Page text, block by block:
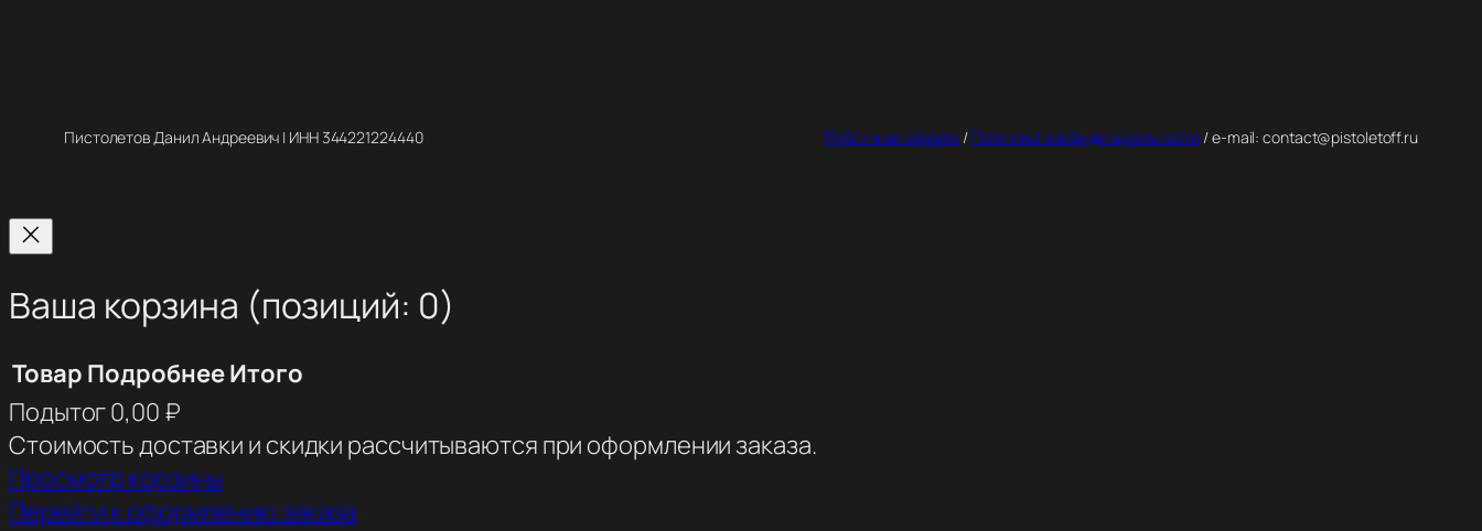
Пистолетов Данил Андреевич | ИНН 344221224440 Публичная оферта / Политика конфиденциальности / e-mail: contact@pistoletoff.ru
Ваша корзина (позиций: 0)
Товары
в
корзине
Товар ПодробнееИтого
Подытог0,00 ₽
Стоимость доставки и скидки рассчитываются при оформлении заказа.
Просмотр корзины
Перейти к оформлению заказа